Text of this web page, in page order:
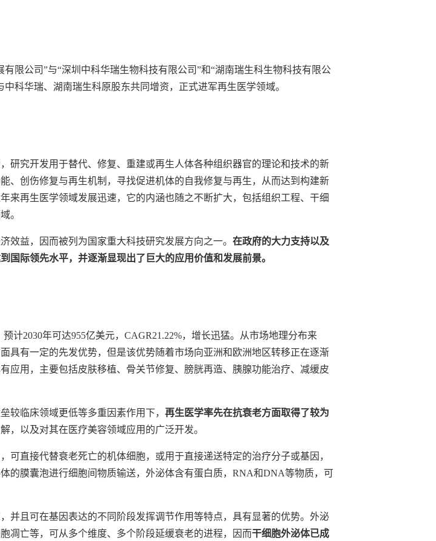
限公司”与“深圳中科华瑞生物科技有限公司”和“湖南瑞生科生物科技有限公
科华瑞、湖南瑞生科原股东共同增资，正式进军再生医学领域。
研究开发用于替代、修复、重建或再生人体各种组织器官的理论和技术的新
、创伤修复与再生机制，寻找促进机体的自我修复与再生，从而达到构建新
来再生医学领域发展迅速，它的内涵也随之不断扩大，包括组织工程、干细
。
效益，因而被列为国家重大科技研究发展方向之一。 在政府的大力支持以及
际领先水平，并逐渐显现出了巨大的应用价值和发展前景。
计2030年可达955亿美元，CAGR21.22%，增长迅猛。从市场地理分布来
具有一定的先发优势，但是该优势随着市场向亚洲和欧洲地区转移正在逐渐
应用，主要包括皮肤移植、骨关节修复、膀胱再造、胰腺功能治疗、减缓皮
较临床领域更低等多重因素作用下， 再生医学率先在抗衰老方面取得了较为
，以及对其在医疗美容领域应用的广泛开发。
直接代替衰老死亡的机体细胞，或用于直接递送特定的治疗分子或基因，
的膜囊泡进行细胞间物质输送，外泌体含有蛋白质，RNA和DNA等物质，可
并且可在基因表达的不同阶段发挥调节作用等特点，具有显著的优势。外泌
凋亡等，可从多个维度、多个阶段延缓衰老的进程，因而干细胞外泌体已成